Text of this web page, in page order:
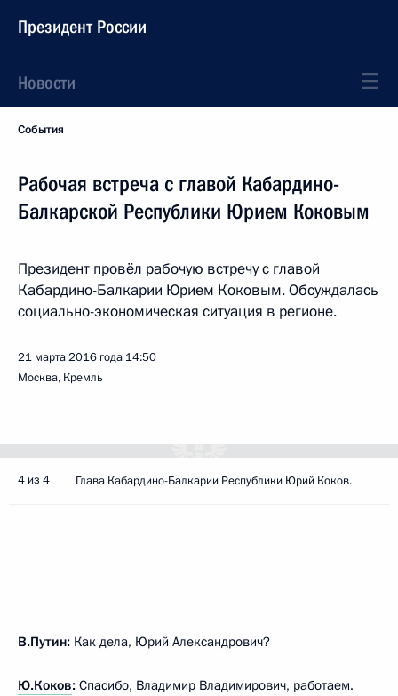
Президент России
Новости
События
Рабочая встреча с главой Кабардино-
Балкарской Республики Юрием Коковым
Президент провёл рабочую встречу с главой
Кабардино-Балкарии Юрием Коковым. Обсуждалась
социально-экономическая ситуация в регионе.
21 марта 2016 года 14:50
Москва, Кремль
4 из 4 Глава Кабардино-Балкарии Республики Юрий Коков.
В.Путин: Как дела, Юрий Александрович?
Ю.Коков: Спасибо, Владимир Владимирович, работаем.